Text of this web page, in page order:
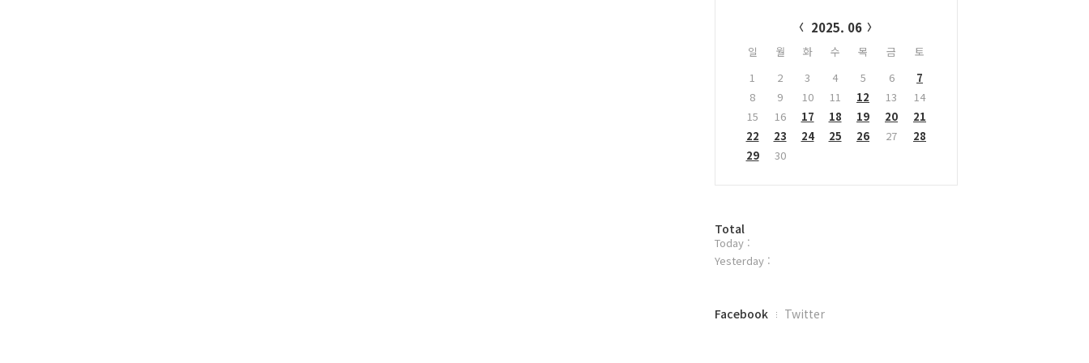
2025. 06
일 월 화 수 목 금
토
1
2 3 4 5 6
7
8
9 10 11 12 13
14
15
16 17 18 19 20
21
22
23 24 25 26 27
28
29
30
방
문
자
Total
Today :
Yesterday :
페
Facebook Twitter